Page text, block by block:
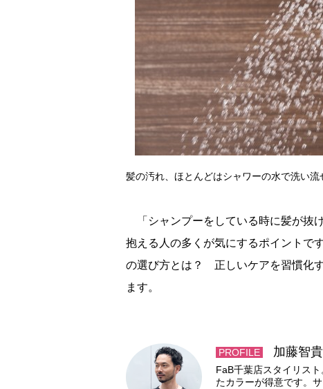
髪の汚れ、ほとんどはシャワーの水で洗い流
「シャンプーをしている時に髪が抜
抱える人の多くが気にするポイントで
の選び方とは？ 正しいケアを習慣化
ます。
PROFILE 加藤智貴
FaB千葉店スタイリス
たカラーが得意です。